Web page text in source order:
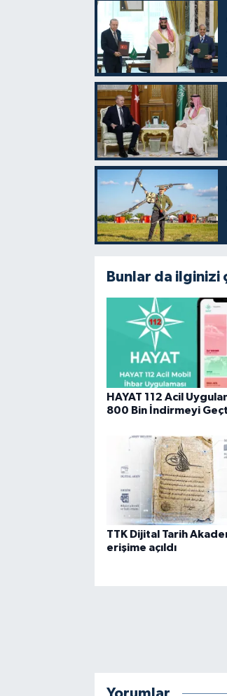
Bunlar da ilginizi
HAYAT 112 Acil
800 Bin İndirmeyi
TTK Dijital Tarih
erişime açıldı